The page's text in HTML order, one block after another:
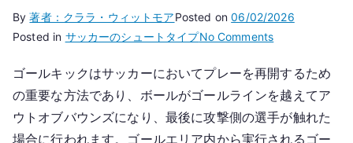
By著者：クララ・ウィットモアPosted on06/02/2026
Posted in サッカーのシュートタイプNo Commentson
ー
ル
キ
ッ
ゴールキックはサッカーにおいてプレーを再開するため
の重要な方法であり、ボールがゴールラインを越えてア
ウトオブバウンズになり、最後に攻撃側の選手が触れた
場合に行われます。ゴールエリア内から実行されるゴー